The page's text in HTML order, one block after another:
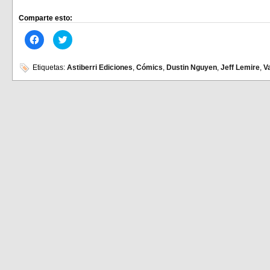
Comparte esto:
Haz
clic
en
Facebook
(Se
Haz
clic
en
(Se
Etiquetas: Astiberri Ediciones, Cómics, Dustin Nguyen, Jeff Lemire,